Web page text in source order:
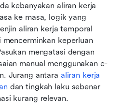
kebanyakan aliran kerja
ke masa, logik yang
aliran kerja temporal
keperluan
mengatasi dengan
manual menggunakan e-
Jurang antara aliran kerja
dan tingkah laku sebenar
kurang relevan.